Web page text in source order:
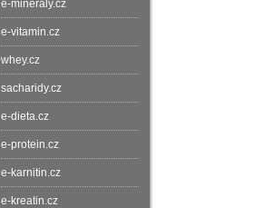
e-mineraly.cz
e-vitamin.cz
whey.cz
sacharidy.cz
e-dieta.cz
e-protein.cz
e-karnitin.cz
e-kreatin.cz